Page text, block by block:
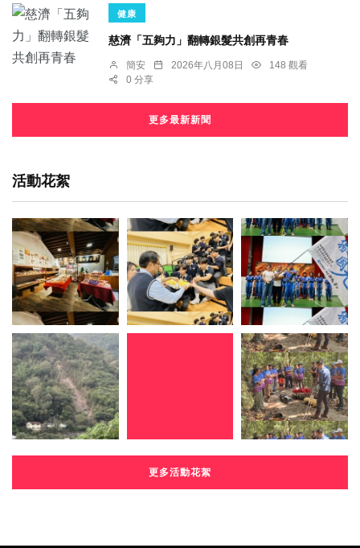
健康
慈濟「五夠力」翻轉銀髮共創再青春
簡安 2026年八月08日
148 觀看
0 分享
更多最新新聞
活動花絮
更多活動花絮